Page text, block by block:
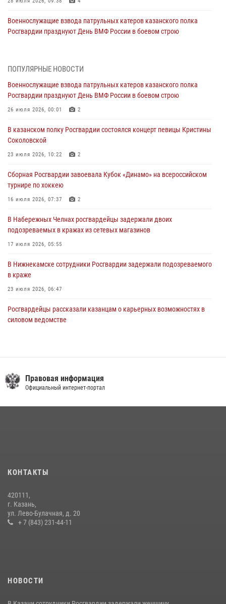
Военнослужащие взвода патрульных катеров казанского полка
Росгвардии празднуют День ВМФ России в боевом строю
Татарстанские росгвардейцы завоевали «бронзу» в окружном этапе
24 июля 2026, 15:05 4
В казанском полку Росгвардии состоялся концерт певицы Кристины
23 июля 2026, 10:22
В Нижнекамске сотрудники Росгвардии задержали подозреваемого
23 июля 2026, 06:47
В Казани Росгвардия приняла участие в обеспечении безопасности
22 июля 2026, 07:41 6
ПОПУЛЯРНЫЕ НОВОСТИ
Военнослужащие взвода патрульных катеров казанского полка
Росгвардии празднуют День ВМФ России в боевом строю
26 июля 2026, 00:01 2
В казанском полку Росгвардии состоялся концерт певицы Кристины
Соколовской
23 июля 2026, 10:22 2
Сборная Росгвардии завоевала Кубок «Динамо» на всероссийском
турнире по хоккею
16 июля 2026, 07:37 2
В Набережных Челнах росгвардейцы задержали двоих
подозреваемых в кражах из сетевых магазинов
17 июля 2026, 05:55
В Нижнекамске сотрудники Росгвардии задержали подозреваемого
в краже
23 июля 2026, 06:47
Росгвардейцы рассказали казанцам о карьерных возможностях в
силовом ведомстве
15 июля 2026, 08:41
10 июля 2026, 12:50
праздничное богослужение
28 июля 2026, 09:38 4
Правовая информация
Официальный интернет-портал
КОНТАКТЫ
420111,
г. Казань,
ул. Лево-Булачная, д. 20
+ 7 (843) 231-44-11
НОВОСТИ